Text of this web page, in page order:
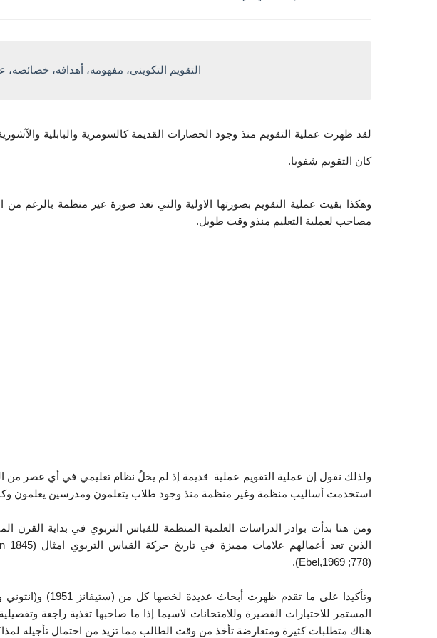
التقويم التكويني، مفهومه، أهدافه، خصائصه،
لقد ظهرت عملية التقويم منذ وجود الحضارات القديمة كالسومرية والبابلية
كان التقويم شفويا.
وهكذا بقيت عملية التقويم بصورتها الاولية والتي تعد صورة غير منظمة بالرغم من
مصاحب لعملية التعليم منذو وقت طويل.
ولذلك نقول إن عملية التقويم عملية قديمة إذ لم يخلُ نظام تعليمي في أي عصر
استخدمت أساليب منظمة وغير منظمة منذ وجود طلاب يتعلمون ومدرسين يعلمون وكان
ومن هنا بدأت بوادر الدراسات العلمية المنظمة للقياس التربوي في بداية القرن
(Ebel,1969 ;778).
المستمر للاختبارات القصيرة وللامتحانات لاسيما إذا ما صاحبها تغذية راجعة
هناك متطلبات كثيرة ومتعارضة تأخذ من وقت الطالب مما تزيد من احتمال تأجيله